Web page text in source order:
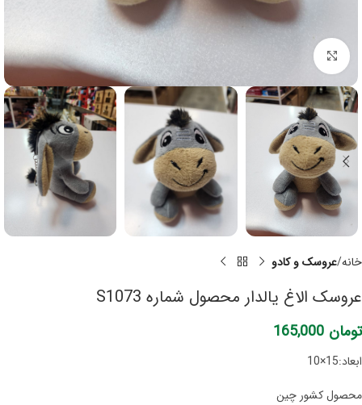
برای بزرگنمایی کلیک کنید
خانه عروسک و کادو
عروسک الاغ یالدار محصول شماره S1073
تومان
ابعاد:15×10
محصول کشور چین